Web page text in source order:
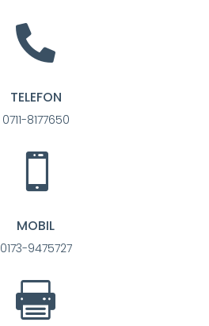

TELEFON
0711-8177650

MOBIL
0173-9475727
